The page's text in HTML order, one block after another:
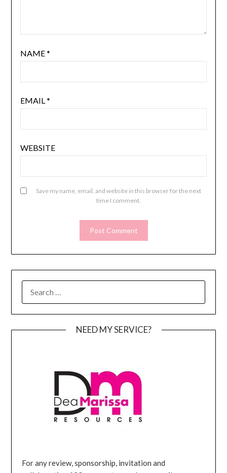
NAME*
EMAIL*
WEBSITE
Save my name, email, and website in this browser for the next
time I comment.
FOR:
NEED MY SERVICE?
For any review, sponsorship, invitation and